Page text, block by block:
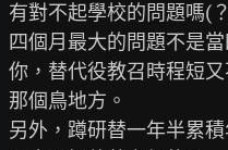
有對不起學校的問題嗎(
四個月最大的問題不是
你，替代役教召時程短
那個鳥地方。
另外，蹲研替一年半累